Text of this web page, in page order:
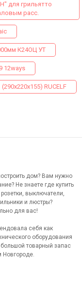
для грильятто
расс.
К24ОЦ УТ
12ways
RUCELF
дом? Вам нужно
Не знаете где купить
выключатели,
и люстры?
для вас!
себя как
оборудования
товарный запас
Новгороде.